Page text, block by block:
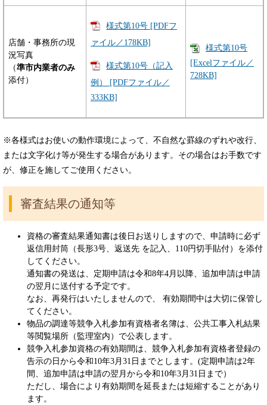
店舗・事務所の現
況写真
（準市内業者のみ
添付）
様式第10号 [PDFフ
ァイル／178KB]
様式第10号（記入
例） [PDFファイル／
333KB]
様式第10号​
[Excelファイル／
728KB]
※各様式はお使いの動作環境によって、不自然な罫線のずれや改行、
または文字化け等が発生する場合があります。その場合はお手数です
が、修正を施してご使用ください。
審査結果の通知等
資格の審査結果通知書は後日お送りしますので、申請時に必ず
返信用封筒（長形3号、返送先 を記入、110円切手貼付）を添付
してください。
通知書の発送は、定期申請は令和8年4月以降、追加申請は申請
の翌月に送付する予定です。
なお、再発行はいたしませんので、 有効期間中は大切に保管し
てください。
物品の調達等競争入札参加有資格者名簿は、公共工事入札結果
等閲覧場所（監理室内）で公表します。
競争入札参加資格の有効期間は、競争入札参加有資格者登録の
告示の日から令和10年3月31日までとします。(定期申請は2年
間、追加申請は申請の翌月から令和10年3月31日まで）
ただし、場合により有効期間を延長または短縮することがあり
ます。